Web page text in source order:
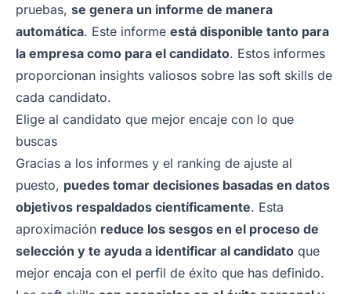
pruebas, se genera un informe de manera
automática. Este informe está disponible tanto para
la empresa como para el candidato. Estos informes
proporcionan insights valiosos sobre las soft skills de
cada candidato.
Elige al candidato que mejor encaje con lo que
buscas
Gracias a los informes y el ranking de ajuste al
puesto, puedes tomar decisiones basadas en datos
objetivos respaldados científicamente. Esta
aproximación reduce los sesgos en el proceso de
selección y te ayuda a identificar al candidato que
mejor encaja con el perfil de éxito que has definido.